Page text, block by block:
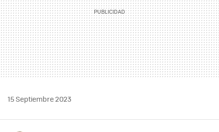
15 Septiembre 2023